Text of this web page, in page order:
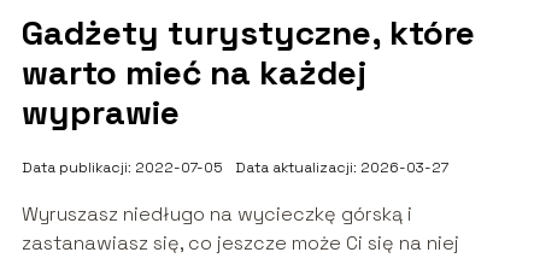
Gadżety turystyczne, które
warto mieć na każdej
wyprawie
Data publikacji: 2022-07-05 Data aktualizacji: 2026-03-27
Wyruszasz niedługo na wycieczkę górską i
zastanawiasz się, co jeszcze może Ci się na niej